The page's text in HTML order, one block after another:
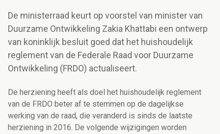
De ministerraad keurt op voorstel van minister van
Duurzame Ontwikkeling Zakia Khattabi een ontwerp
van koninklijk besluit goed dat het huishoudelijk
reglement van de Federale Raad voor Duurzame
Ontwikkeling (FRDO) actualiseert.
De herziening heeft als doel het huishoudelijk reglement
van de FRDO beter af te stemmen op de dagelijkse
werking van de raad, die veranderd is sinds de laatste
herziening in 2016. De volgende wijzigingen worden